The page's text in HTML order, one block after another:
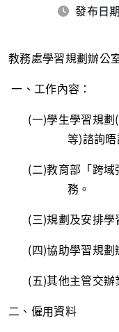
發布日
教務處學習規劃辦公
一、工作內容：
(一)學生學習規劃(
等)諮詢晤
(二)教育部「跨
務。
(三)規劃及安排學
(四)協助學習規劃
(五)其他主管交辦
二、僱用資料